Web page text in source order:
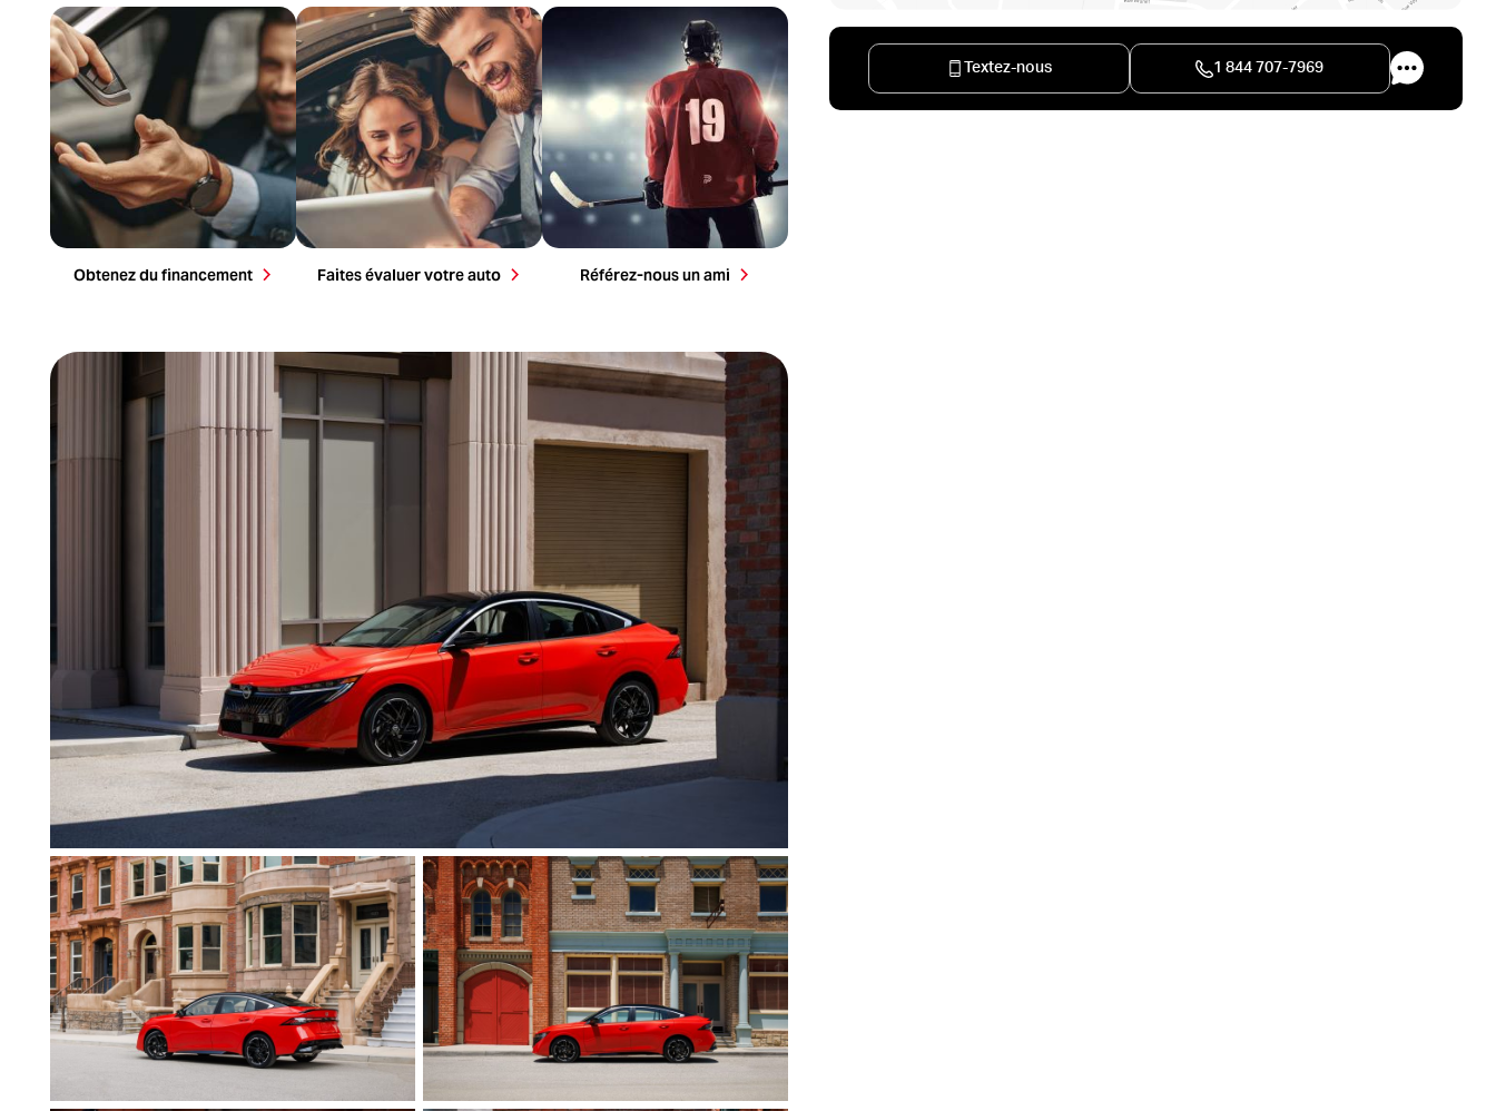
Faites votre demande de financement
maintenant. Notre équipe est là pour
vous.
Obtenez du financement
Obtenez une évaluation rapide de la
valeur de votre véhicule. On l’achète
au meilleur prix.
Faites évaluer votre auto
Référez-nous un parent ou un ami et
obtenez jusqu’à 200 $ par référence.
Référez-nous un ami
Demandez du financement maintenant!
Soyez sans crainte. Nous ne partagerons ou ne vendrons jamais vos informations personnelles. Politique de confidentialité
Soumettre
Textez-nous 1 844 707-7969